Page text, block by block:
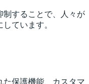
制することで、人々が
ています。
た保護機能、カスタマ